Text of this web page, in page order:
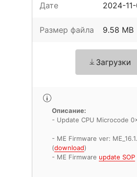
Дате 2024-
Размер файла 9.58 MB
Загрузки
Описание:
- Update CPU Microcode
- ME Firmware ver:
(download)
- ME Firmware update SOP